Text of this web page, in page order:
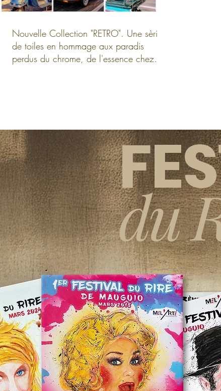
Nouvelle Collection "RETRO". Une sèrie
de toiles en hommage aux paradis
perdus du chrome, de l'essence chez
du